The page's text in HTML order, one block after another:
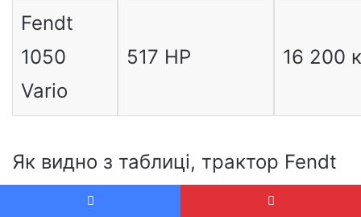
Fendt
1050
Vario
517 HP 16 200
Як видно з таблиці, трактор Fendt
GTA 380 пропонує вражаючу